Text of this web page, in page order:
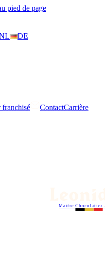
pied de page
DE
ContactCarrière
Maitre Chocolatier